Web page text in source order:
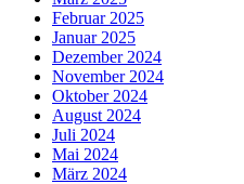
Februar 2025
Januar 2025
Dezember 2024
November 2024
Oktober 2024
August 2024
Juli 2024
Mai 2024
März 2024